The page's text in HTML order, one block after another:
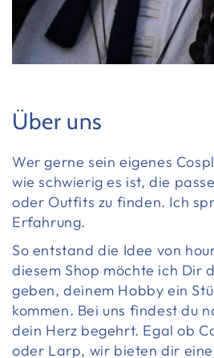
Über uns
Wer gerne sein eigenes
wie schwierig es ist, die
oder Outfits zu finden. Ich
Erfahrung.
So entstand die Idee von
diesem Shop möchte ich Dir
geben, deinem Hobby ein
kommen. Bei uns findest du
dein Herz begehrt. Egal ob
oder Larp, wir bieten dir